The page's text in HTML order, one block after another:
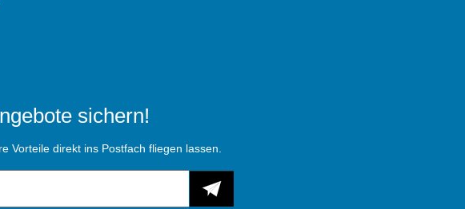
sichern!
Vorteile direkt ins Postfach fliegen lassen.